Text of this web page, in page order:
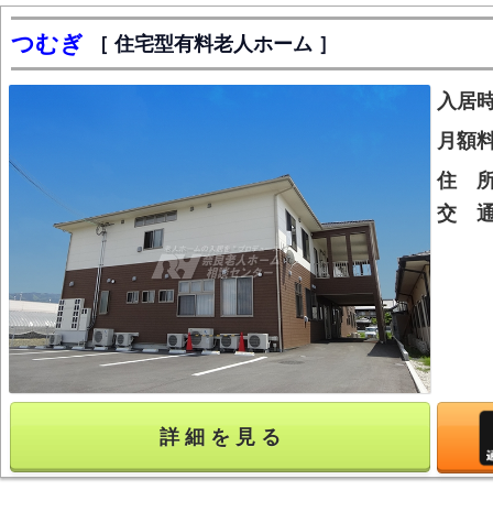
つむぎ 住宅型有料老人ホーム
入居
月額
住
交
詳 細 を 見 る